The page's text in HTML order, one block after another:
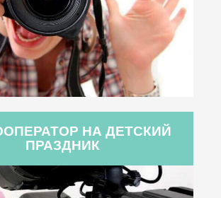
НА ДЕТСКИЙ
ПРАЗДНИК